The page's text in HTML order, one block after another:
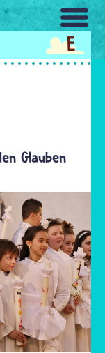
E
Glauben